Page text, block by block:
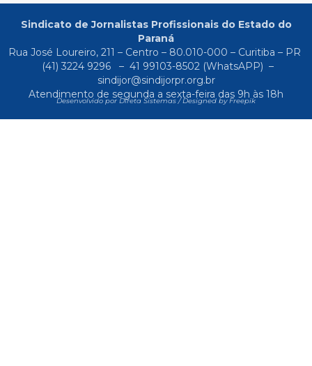
Sindicato de Jornalistas Profissionais do Estado do
Paraná
Rua José Loureiro, 211 – Centro – 80.010-000 – Curitiba – PR
(41) 3224 9296
– 41 99103-8502(WhatsAPP) –
sindijor@sindijorpr.org.br
Atendimento de segunda a sexta-feira das 9h às 18h
Desenvolvido por Direta Sistemas /Designed by Freepik